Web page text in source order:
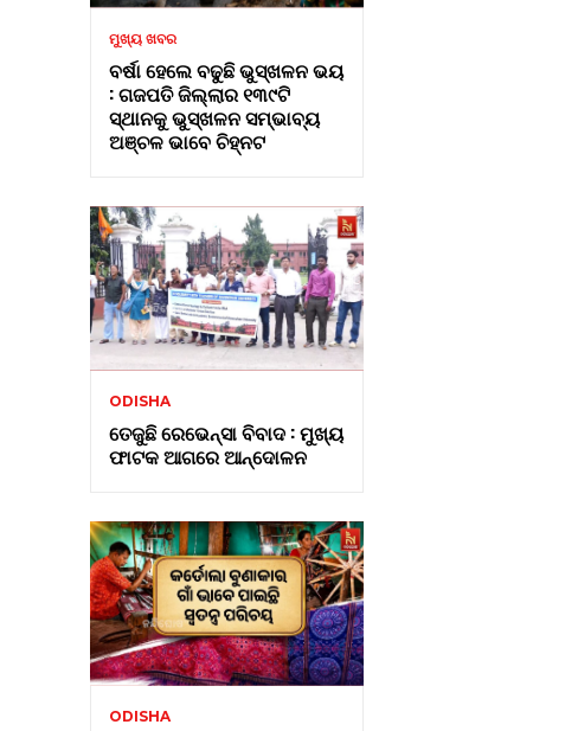
ମୁଖ୍ୟ ଖବର
ବର୍ଷା ହେଲେ ବଢୁଛି ଭୁସ୍ଖଳନ ଭୟ
: ଗଜପତି ଜିଲ୍ଲାର ୧୩୯ଟି
ସ୍ଥାନକୁ ଭୁସ୍ଖଳନ ସମ୍ଭାବ୍ୟ
ଅଞ୍ଚଳ ଭାବେ ଚିହ୍ନଟ
ODISHA
ତେଜୁଛି ରେଭେନ୍ସା ବିବାଦ : ମୁଖ୍ୟ
ଫାଟକ ଆଗରେ ଆନ୍ଦୋଳନ
ODISHA